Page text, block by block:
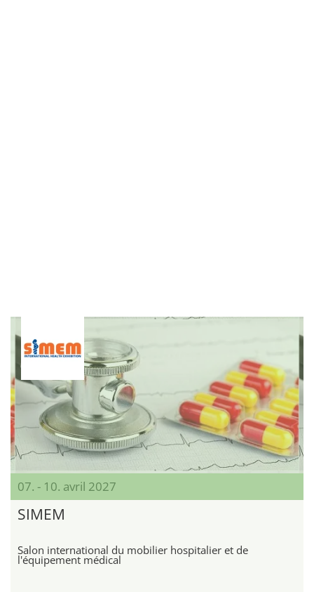
07. - 10. avril 2027
SIMEM
Salon international du mobilier hospitalier et de
l'équipement médical